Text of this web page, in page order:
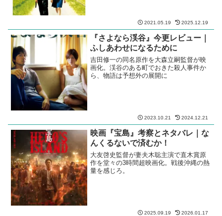
2021.05.19 2025.12.19
『さよなら渓谷』今更レビュー｜
ふしあわせになるために
吉田修一の同名原作を大森立嗣監督が映
画化。渓谷のある町でおきた殺人事件か
ら、物語は予想外の展開に
2023.10.21 2024.12.21
映画『宝島』考察とネタバレ｜な
んくるないで済むか！
大友啓史監督が妻夫木聡主演で直木賞原
作を堂々の3時間超映画化。戦後沖縄の熱
量を感じろ。
2025.09.19 2026.01.17